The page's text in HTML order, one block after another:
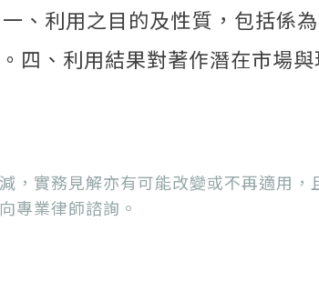
、利用之目的及性質，包括係
四、利用結果對著作潛在市場與
實務見解亦有可能改變或不再適用
專業律師諮詢。